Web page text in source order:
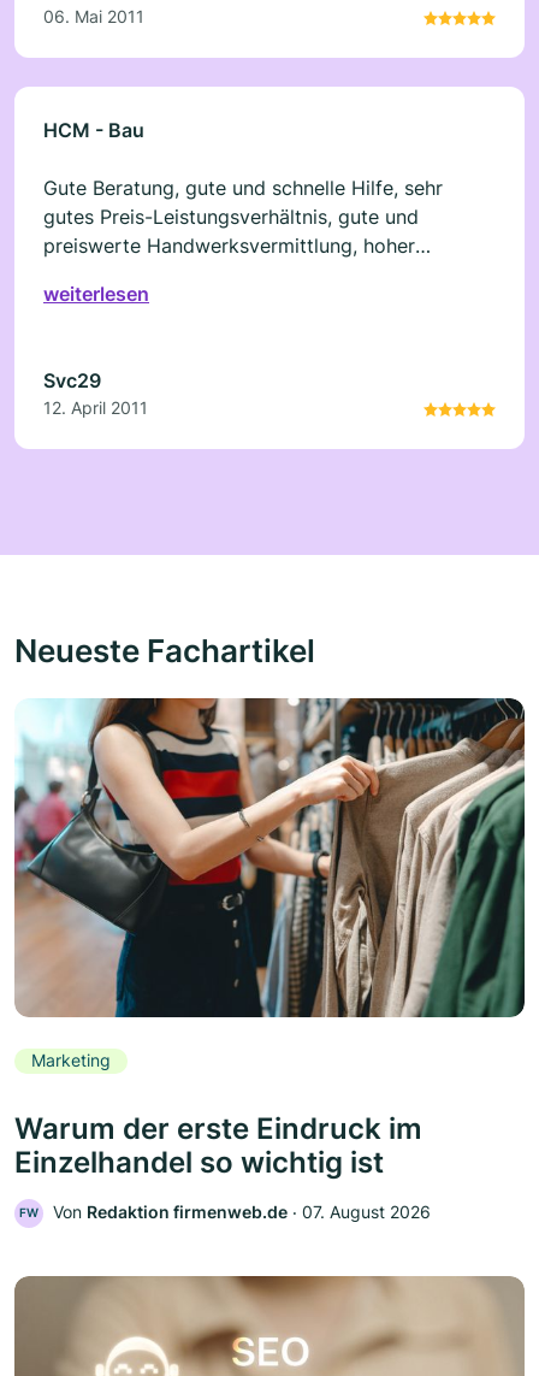
06. Mai 2011
HCM - Bau
Gute Beratung, gute und schnelle Hilfe, sehr
gutes Preis-Leistungsverhältnis, gute und
preiswerte Handwerksvermittlung, hoher
weiterlesen
Svc29
12. April 2011
Neueste Fachartikel
Marketing
Warum der erste Eindruck im
Einzelhandel so wichtig ist
FW Von Redaktion firmenweb.de ‧ 07. August 2026